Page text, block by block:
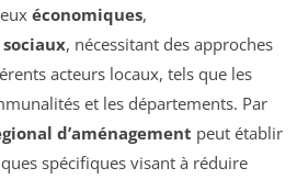
économiques,
sociaux, nécessitant des approches
acteurs locaux, tels que les
et les départements. Par
d’aménagement peut établir
spécifiques visant à réduire